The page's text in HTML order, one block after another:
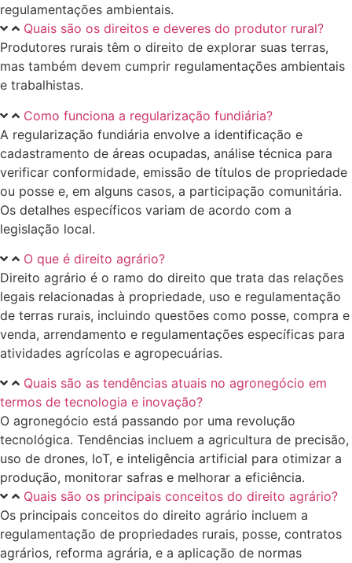
regulamentações ambientais.
Quais são os direitos e deveres do produtor rural?
Produtores rurais têm o direito de explorar suas terras,
mas também devem cumprir regulamentações ambientais
e trabalhistas.
Como funciona a regularização fundiária?
A regularização fundiária envolve a identificação e
cadastramento de áreas ocupadas, análise técnica para
verificar conformidade, emissão de títulos de propriedade
ou posse e, em alguns casos, a participação comunitária.
Os detalhes específicos variam de acordo com a
legislação local.
O que é direito agrário?
Direito agrário é o ramo do direito que trata das relações
legais relacionadas à propriedade, uso e regulamentação
de terras rurais, incluindo questões como posse, compra e
venda, arrendamento e regulamentações específicas para
atividades agrícolas e agropecuárias.
Quais são as tendências atuais no agronegócio em
termos de tecnologia e inovação?
O agronegócio está passando por uma revolução
tecnológica. Tendências incluem a agricultura de precisão,
uso de drones, IoT, e inteligência artificial para otimizar a
produção, monitorar safras e melhorar a eficiência.
Quais são os principais conceitos do direito agrário?
Os principais conceitos do direito agrário incluem a
regulamentação de propriedades rurais, posse, contratos
agrários, reforma agrária, e a aplicação de normas